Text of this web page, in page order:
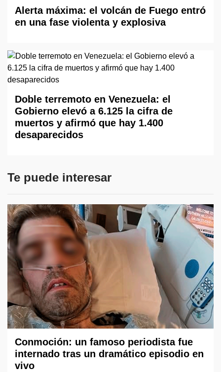
Alerta máxima: el volcán de Fuego entró
en una fase violenta y explosiva
Doble terremoto en Venezuela: el
Gobierno elevó a 6.125 la cifra de
muertos y afirmó que hay 1.400
desaparecidos
Te puede interesar
Conmoción: un famoso periodista fue
internado tras un dramático episodio en
vivo